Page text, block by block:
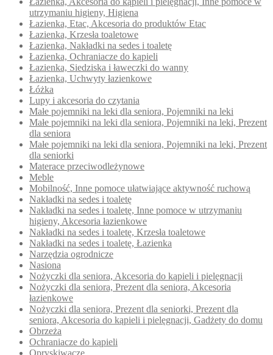
utrzymaniu higieny, Higiena
Łazienka, Etac, Akcesoria do produktów Etac
Łazienka, Krzesła toaletowe
Łazienka, Nakładki na sedes i toaletę
Łazienka, Ochraniacze do kąpieli
Łazienka, Siedziska i ławeczki do wanny
Łazienka, Uchwyty łazienkowe
Łóżka
Lupy i akcesoria do czytania
Małe pojemniki na leki dla seniora, Pojemniki na leki
Małe pojemniki na leki dla seniora, Pojemniki na leki, Prezent
dla seniora
Małe pojemniki na leki dla seniora, Pojemniki na leki, Prezent
dla seniorki
Materace przeciwodleżynowe
Meble
Mobilność, Inne pomoce ułatwiające aktywność ruchową
Nakładki na sedes i toaletę
Nakładki na sedes i toaletę, Inne pomoce w utrzymaniu
higieny, Akcesoria łazienkowe
Nakładki na sedes i toaletę, Krzesła toaletowe
Nakładki na sedes i toaletę, Łazienka
Narzędzia ogrodnicze
Nasiona
Nożyczki dla seniora, Akcesoria do kąpieli i pielęgnacji
Nożyczki dla seniora, Prezent dla seniora, Akcesoria
łazienkowe
Nożyczki dla seniora, Prezent dla seniorki, Prezent dla
seniora, Akcesoria do kąpieli i pielęgnacji, Gadżety do domu
Obrzeża
Ochraniacze do kąpieli